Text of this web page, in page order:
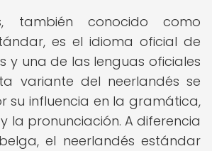
también conocido como
es el idioma oficial de
y una de las lenguas oficiales
variante del neerlandés se
su influencia en la gramática,
la pronunciación. A diferencia
el neerlandés estándar